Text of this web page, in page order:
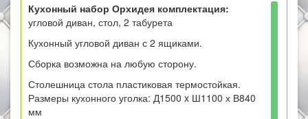
Кухонный набор Орхидея комплектация:
угловой диван, стол, 2 табурета
Кухонный угловой диван с 2 ящиками.
Сборка возможна на любую сторону.
Столешница стола пластиковая термостойкая.
Размеры кухонного уголка: Д1500 x Ш1100 х В840
мм